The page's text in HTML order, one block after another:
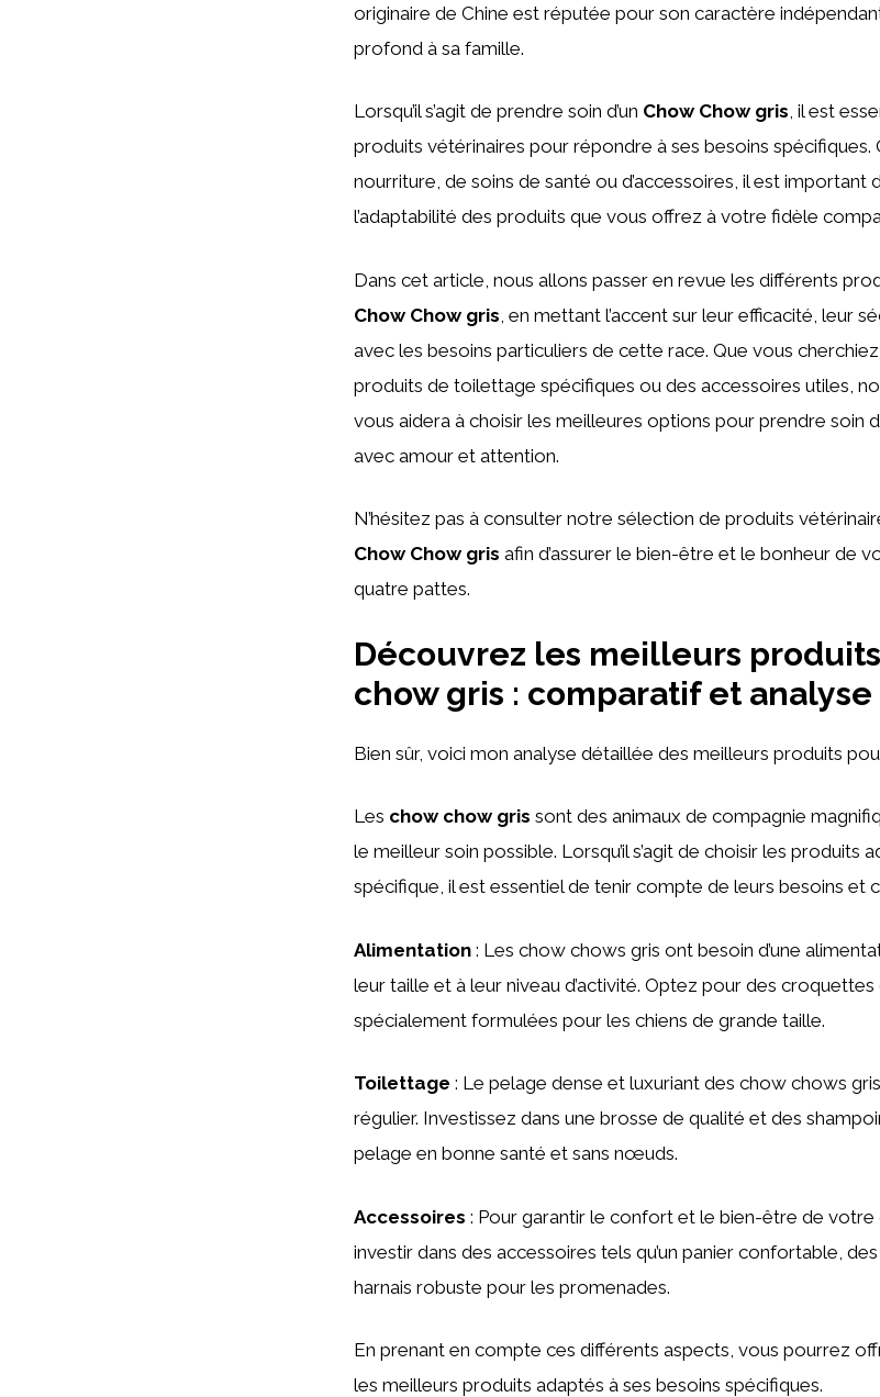
originaire de Chine est réputée pour son caractère
profond à sa famille.
Lorsqu’il s’agit de prendre soin d’un Chow Chow gris, il est
produits vétérinaires pour répondre à ses besoins spécifiques.
nourriture, de soins de santé ou d’accessoires, il est important
l’adaptabilité des produits que vous offrez à votre fidèle
Dans cet article, nous allons passer en revue les différents
Chow Chow gris , en mettant l’accent sur leur efficacité, leur
avec les besoins particuliers de cette race. Que vous
produits de toilettage spécifiques ou des accessoires utiles,
vous aidera à choisir les meilleures options pour prendre soin
avec amour et attention.
N’hésitez pas à consulter notre sélection de produits
Chow Chow gris afin d’assurer le bien-être et le bonheur de
quatre pattes.
Découvrez les meilleurs
chow gris : comparatif et
Bien sûr, voici mon analyse détaillée des meilleurs produits
Les chow chow gris sont des animaux de compagnie
le meilleur soin possible. Lorsqu’il s’agit de choisir les produits
spécifique, il est essentiel de tenir compte de leurs besoins et
Alimentation : Les chow chows gris ont besoin d’une
leur taille et à leur niveau d’activité. Optez pour des
spécialement formulées pour les chiens de grande taille.
Toilettage : Le pelage dense et luxuriant des chow chows
régulier. Investissez dans une brosse de qualité et des
pelage en bonne santé et sans nœuds.
Accessoires : Pour garantir le confort et le bien-être de
investir dans des accessoires tels qu’un panier confortable,
harnais robuste pour les promenades.
En prenant en compte ces différents aspects, vous pourrez
les meilleurs produits adaptés à ses besoins spécifiques.